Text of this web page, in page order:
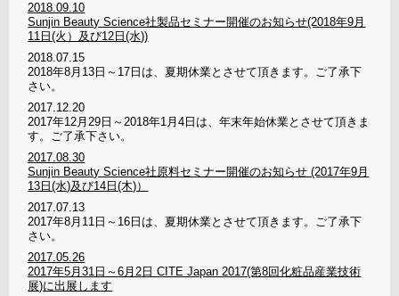
2018.09.10
Sunjin Beauty Science社製品セミナー開催のお知らせ(2018年9月
11日(火）及び12日(水))
2018.07.15
2018年8月13日～17日は、夏期休業とさせて頂きます。ご了承下
さい。
2017.12.20
2017年12月29日～2018年1月4日は、年末年始休業とさせて頂きま
す。ご了承下さい。
2017.08.30
Sunjin Beauty Science社原料セミナー開催のお知らせ (2017年9月
13日(水)及び14日(木)）
2017.07.13
2017年8月11日～16日は、夏期休業とさせて頂きます。ご了承下
さい。
2017.05.26
2017年5月31日～6月2日 CITE Japan 2017(第8回化粧品産業技術
展)に出展します